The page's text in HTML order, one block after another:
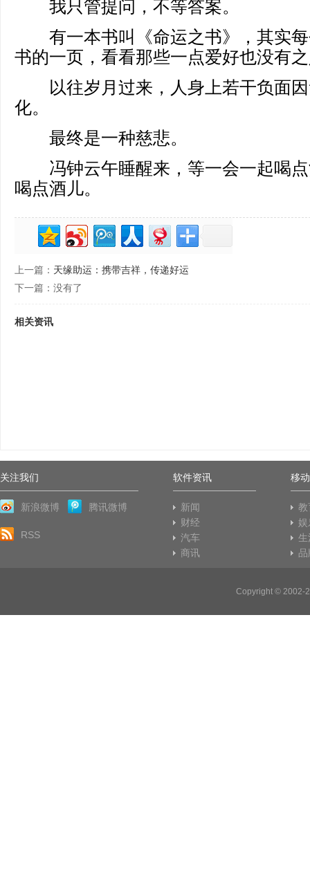
我只管提问，不等答案。
有一本书叫《命运之书》，其实每
书的一页，看看那些一点爱好也没有
以往岁月过来，人身上若干负面因
化。
最终是一种慈悲。
冯钟云午睡醒来，等一会一起喝点
喝点酒儿。
上一篇： 天缘助运：携带吉祥，传递好运
下一篇：没有了
相关资讯
关注我们
新浪微博 腾讯微博
RSS
软件资讯
新闻
财经
汽车
商讯
移
教
娱
生
Copyright © 2002-